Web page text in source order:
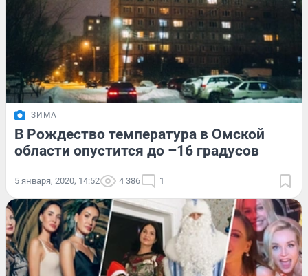
ЗИМА
В Рождество температура в Омской
области опустится до –16 градусов
5 января, 2020, 14:52 4 386 1